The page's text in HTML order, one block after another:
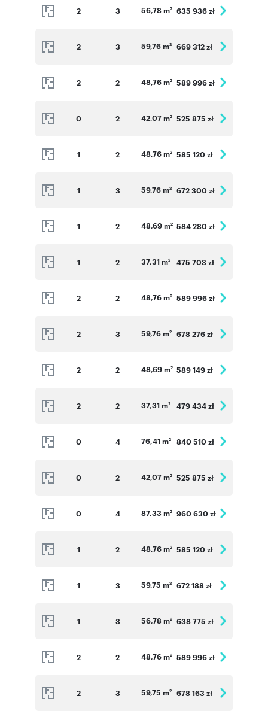
2 3 56,78 m2 635 936 zł
2 3 59,76 m2 669 312 zł
2 2 48,76 m2 589 996 zł
0 2 42,07 m2 525 875 zł
1 2 48,76 m2 585 120 zł
1 3 59,76 m2 672 300 zł
1 2 48,69 m2 584 280 zł
1 2 37,31 m2 475 703 zł
2 2 48,76 m2 589 996 zł
2 3 59,76 m2 678 276 zł
2 2 48,69 m2 589 149 zł
2 2 37,31 m2 479 434 zł
0 4 76,41 m2 840 510 zł
0 2 42,07 m2 525 875 zł
0 4 87,33 m2 960 630 zł
1 2 48,76 m2 585 120 zł
1 3 59,75 m2 672 188 zł
1 3 56,78 m2 638 775 zł
2 2 48,76 m2 589 996 zł
2 3 59,75 m2 678 163 zł